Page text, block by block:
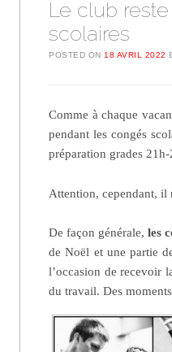
Le club
scolaires
POSTED ON18 AVRIL 2022
Comme à chaque
pendant les congés
préparation grades
Attention, cependant, il
De façon générale, les
de Noël et une partie
l’occasion de recevoir
du travail. Des